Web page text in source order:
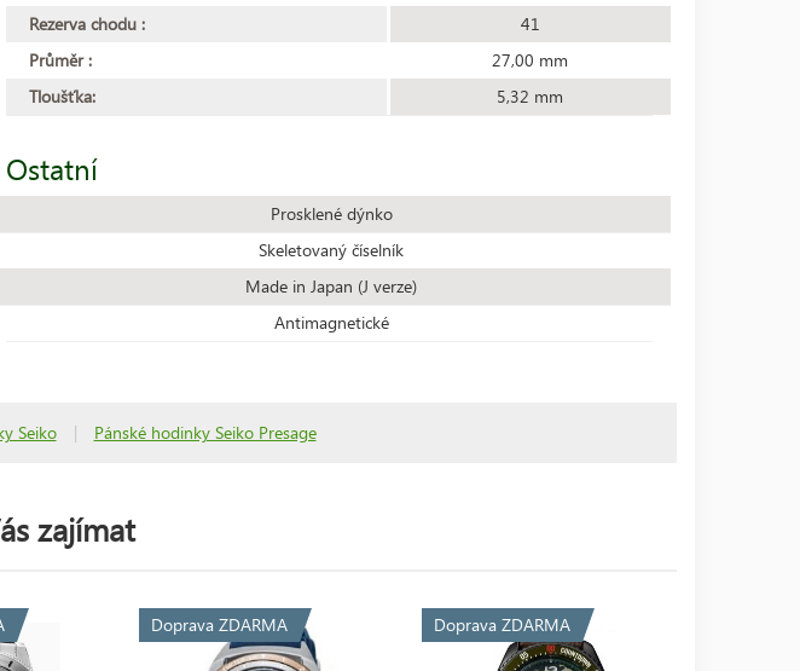
Rezerva chodu :
41
Průměr :
27,00 mm
Tloušťka:
5,32 mm
Ostatní
Prosklené dýnko
Skeletovaný číselník
Made in Japan (J verze)
Antimagnetické
Seiko | Pánské hodinky Seiko Presage
zajímat
Doprava ZDARMA Doprava ZDARMA